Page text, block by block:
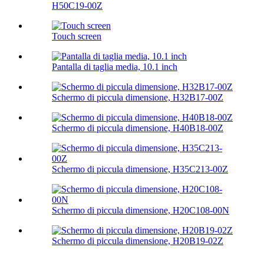
H50C19-00Z
Touch screen
Pantalla di taglia media, 10.1 inch
Schermo di piccula dimensione, H32B17-00Z
Schermo di piccula dimensione, H40B18-00Z
Schermo di piccula dimensione, H35C213-00Z
Schermo di piccula dimensione, H20C108-00N
Schermo di piccula dimensione, H20B19-02Z